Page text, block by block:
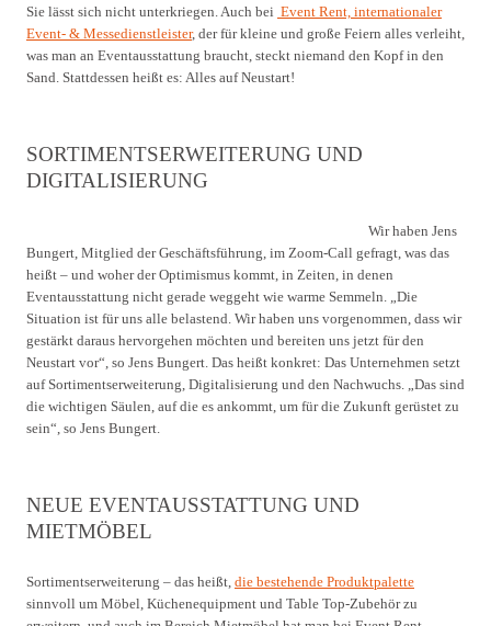
Sie lässt sich nicht unterkriegen. Auch bei Event Rent, internationaler
Event- & Messedienstleister, der für kleine und große Feiern alles verleiht,
was man an Eventausstattung braucht, steckt niemand den Kopf in den
Sand. Stattdessen heißt es: Alles auf Neustart!
SORTIMENTSERWEITERUNG UND
DIGITALISIERUNG
Wir haben Jens
Bungert, Mitglied der Geschäftsführung, im Zoom-Call gefragt, was das
heißt – und woher der Optimismus kommt, in Zeiten, in denen
Eventausstattung nicht gerade weggeht wie warme Semmeln. „Die
Situation ist für uns alle belastend. Wir haben uns vorgenommen, dass wir
gestärkt daraus hervorgehen möchten und bereiten uns jetzt für den
Neustart vor“, so Jens Bungert. Das heißt konkret: Das Unternehmen setzt
auf Sortimentserweiterung, Digitalisierung und den Nachwuchs. „Das sind
die wichtigen Säulen, auf die es ankommt, um für die Zukunft gerüstet zu
sein“, so Jens Bungert.
NEUE EVENTAUSSTATTUNG UND
MIETMÖBEL
Sortimentserweiterung – das heißt, die bestehende Produktpalette
sinnvoll um Möbel, Küchenequipment und Table Top-Zubehör zu